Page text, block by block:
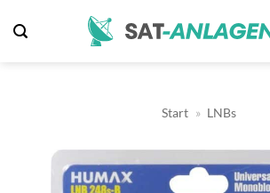
Inhalt
Start » LNBs